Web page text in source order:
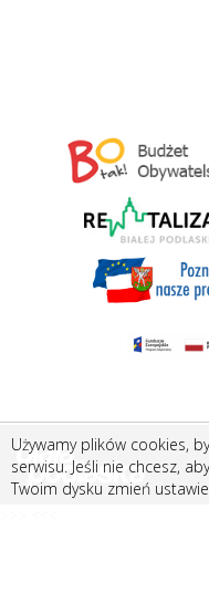
Używamy plików cookies,
serwisu. Jeśli nie chcesz,
Twoim dysku zmień